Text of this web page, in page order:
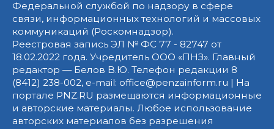
Федеральной службой по надзору в сфере
связи, информационных технологий и массовых
коммуникаций (Роскомнадзор).
Реестровая запись ЭЛ № ФС 77 - 82747 от
18.02.2022 года. Учредитель ООО «ПНЗ». Главный
редактор — Белов В.Ю. Телефон редакции 8
(8412) 238-002, e-mail: office@penzainform.ru | На
портале PNZ.RU размещаются информационные
и авторские материалы. Любое использование
авторских материалов без разрешения